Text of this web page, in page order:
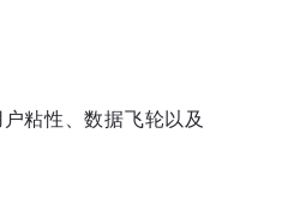
粘性、数据飞轮以及